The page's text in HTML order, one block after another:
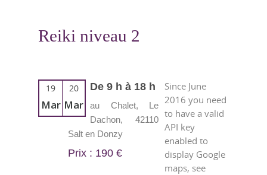
Reiki niveau 2
19
Mar
20
Mar
Since June
2016 you need
to have a valid
API key
enabled to
display Google
maps, see
De 9 h à 18 h
au Chalet, Le
Dachon, 42110
Salt en Donzy
Prix : 190 €